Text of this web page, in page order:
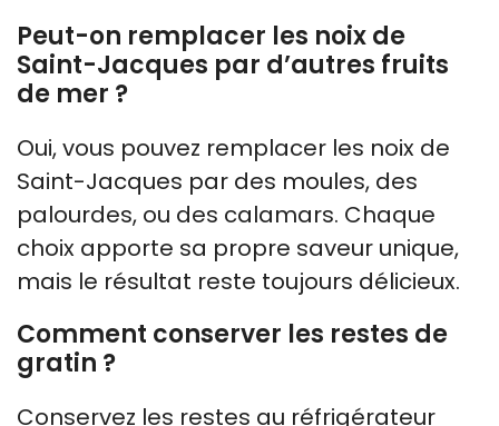
Peut-on remplacer les noix de
Saint-Jacques par d’autres fruits
de mer ?
Oui, vous pouvez remplacer les noix de
Saint-Jacques par des moules, des
palourdes, ou des calamars. Chaque
choix apporte sa propre saveur unique,
mais le résultat reste toujours délicieux.
Comment conserver les restes de
gratin ?
Conservez les restes au réfrigérateur